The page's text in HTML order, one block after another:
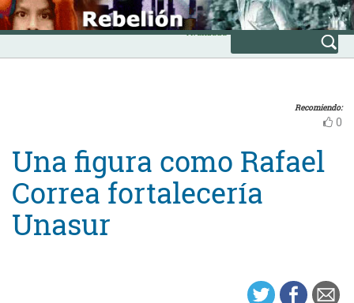
Skip
to
content
INICIO
Avanzada
Recomiendo:
0
Una figura como Rafael
Correa fortalecería
Unasur